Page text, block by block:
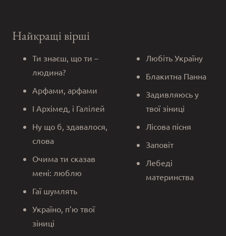
Найкращі вірші
Ти знаєш, що ти –
людина?
Арфами, арфами
І Архімед, і Галілей
Ну що б, здавалося,
слова
Очима ти сказав
мені: люблю
Гаї шумлять
Україно, п’ю твої
зіниці
Любіть Україну
Блакитна Панна
Задивляюсь у
твої зіниці
Лісова пісня
Заповіт
Лебеді
материнства